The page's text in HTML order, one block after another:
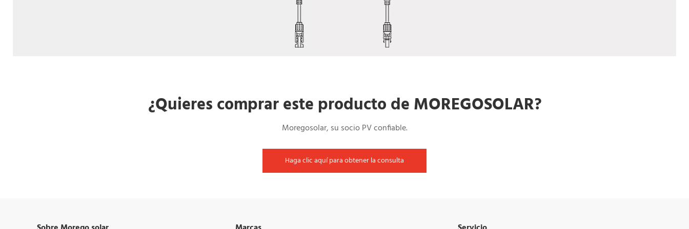
¿Quieres comprar este producto de MOREGOSOLAR?
Moregosolar, su socio PV confiable.
Haga clic aquí para obtener la consulta